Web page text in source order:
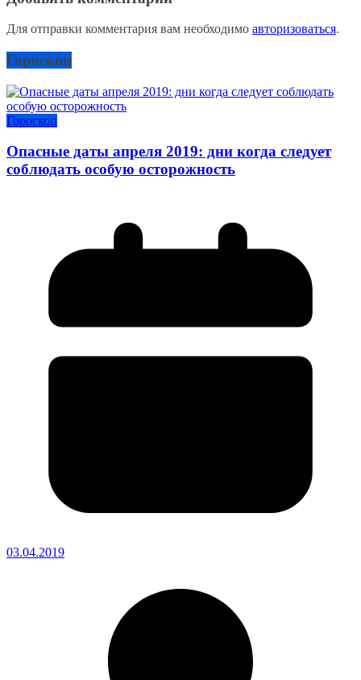
Для отправки комментария вам необходимо авторизоваться.
Гороскоп
Гороскоп
Опасные даты апреля 2019: дни когда следует
соблюдать особую осторожность
03.04.2019